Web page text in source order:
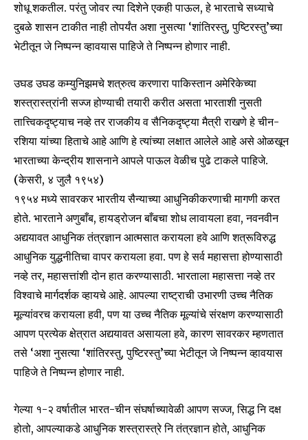
शोधू शकतील. परंतु जोवर त्या दिशेने एकही पाऊल, हे भारताचे सध्याचे
दुबळे शासन टाकीत नाही तोपर्यंत अशा नुसत्या ‘शांतिरस्तु, पुष्टिरस्तु’च्या
भेटीतून जे निष्पन्न व्हावयास पाहिजे ते निष्पन्न होणार नाही.
उघड उघड कम्युनिझमचे शत्रुत्व करणारा पाकिस्तान अमेरिकेच्या
शस्त्रास्त्रांनी सज्ज होण्याची तयारी करीत असता भारताशी नुसती
तात्त्विकदृष्ट्याच नव्हे तर राजकीय व सैनिकदृष्ट्या मैत्री राखणे हे चीन-
रशिया यांच्या हिताचे आहे आणि हे त्यांच्या लक्षात आलेले आहे असे ओळखून
भारताच्या केन्द्रीय शासनाने आपले पाऊल वेळीच पुढे टाकले पाहिजे.
(केसरी, ४ जुलै १९५४)
१९५४ मध्ये सावरकर भारतीय सैन्याच्या आधुनिकीकरणाची मागणी करत
होते. भारताने अणुबाँब, हायड्रोजन बाँबचा शोध लावायला हवा, नवनवीन
अद्ययावत आधुनिक तंत्रज्ञान आत्मसात करायला हवे आणि शत्रूविरुद्ध
आधुनिक युद्धनीतिचा वापर करायला हवा. पण हे सर्व महासत्ता होण्यासाठी
नव्हे तर, महासत्तांशी दोन हात करण्यासाठी. भारताला महासत्ता नव्हे तर
विश्वाचे मार्गदर्शक व्हायचे आहे. आपल्या राष्ट्राची उभारणी उच्च नैतिक
मूल्यांवरच करायला हवी, पण या उच्च नैतिक मूल्यांचे संरक्षण करण्यासाठी
आपण प्रत्येक क्षेत्रात अद्ययावत असायला हवे, कारण सावरकर म्हणतात
तसे ‘अशा नुसत्या ‘शांतिरस्तु, पुष्टिरस्तु’च्या भेटीतून जे निष्पन्न व्हावयास
पाहिजे ते निष्पन्न होणार नाही.
गेल्या १-२ वर्षातील भारत-चीन संघर्षाच्यावेळी आपण सज्ज, सिद्ध नि दक्ष
होतो, आपल्याकडे आधुनिक शस्त्रास्त्रे नि तंत्रज्ञान होते, आधुनिक